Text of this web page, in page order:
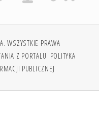
WSZYSTKIE PRAWA
Z PORTALU POLITYKA
PUBLICZNEJ